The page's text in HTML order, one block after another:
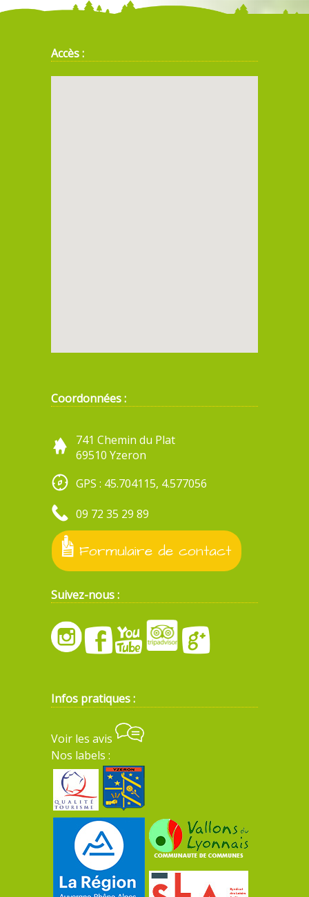
Accès :
Coordonnées :
741 Chemin du Plat
69510 Yzeron
GPS : 45.704115, 4.577056
09 72 35 29 89
Formulaire de contact
Suivez-nous :
Infos pratiques :
Voir les avis
Nos labels :